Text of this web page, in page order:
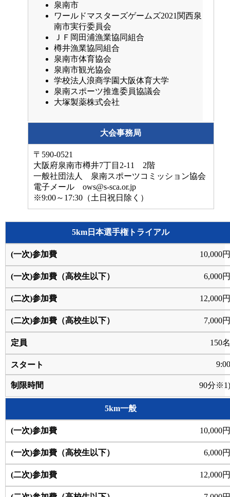
泉南市
ワールドマスターズゲームズ2021関西泉
南市実行委員会
ＪＦ岡田浦漁業協同組合
樽井漁業協同組合
泉南市体育協会
泉南市観光協会
学校法人浪商学園大阪体育大学
泉南スポーツ推進委員協議会
大塚製薬株式会社
大会事務局
〒590-0521
大阪府泉南市樽井7丁目2-11 2階
一般社団法人 泉南スポーツコミッション協会
電子メール ows@s-sca.or.jp
※9:00～17:30（土日祝日除く）
5km日本選手権トライアル
10,000円
6,000円
12,000円
7,000円
150名
9:00
90分※1)
5km一般
10,000円
6,000円
12,000円